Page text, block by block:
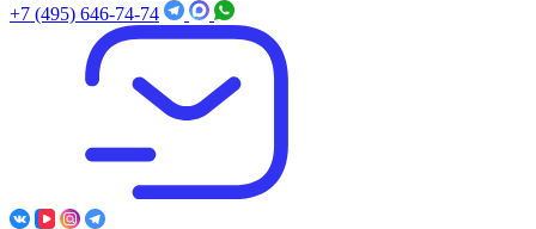
+7 (495) 646-74-74